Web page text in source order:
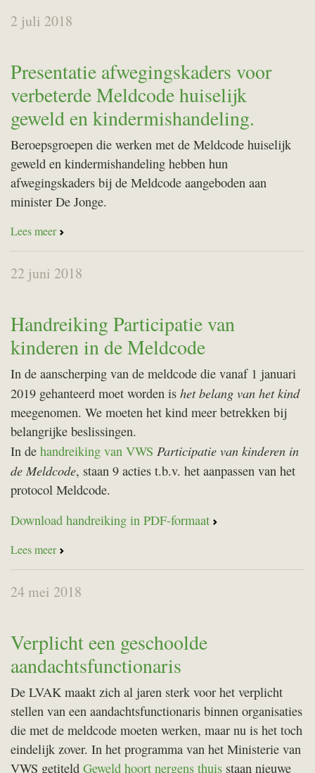
2 juli 2018
Presentatie afwegingskaders voor
verbeterde Meldcode huiselijk
geweld en kindermishandeling.
Beroepsgroepen die werken met de Meldcode huiselijk
geweld en kindermishandeling hebben hun
afwegingskaders bij de Meldcode aangeboden aan
minister De Jonge.
Lees meer
22 juni 2018
Handreiking Participatie van
kinderen in de Meldcode
In de aanscherping van de meldcode die vanaf 1 januari
2019 gehanteerd moet worden is het belang van het kind
meegenomen. We moeten het kind meer betrekken bij
belangrijke beslissingen.
In de handreiking van VWS Participatie van kinderen in
de Meldcode, staan 9 acties t.b.v. het aanpassen van het
protocol Meldcode.
Download handreiking in PDF-formaat
Lees meer
24 mei 2018
Verplicht een geschoolde
aandachtsfunctionaris
De LVAK maakt zich al jaren sterk voor het verplicht
stellen van een aandachtsfunctionaris binnen organisaties
die met de meldcode moeten werken, maar nu is het toch
eindelijk zover. In het programma van het Ministerie van
VWS getiteld Geweld hoort nergens thuis staan nieuwe